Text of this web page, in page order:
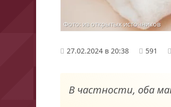
Фото: из открытых источников
27.02.2024 в 20:38 591
В частности, оба